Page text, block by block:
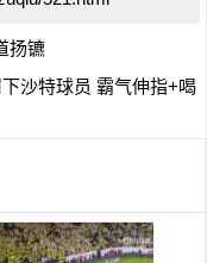
扬镳
沙特球员 霸气伸指+喝